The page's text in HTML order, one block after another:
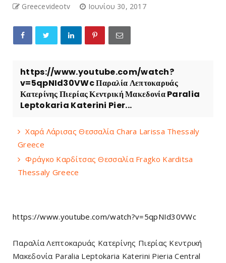
Greecevideotv Ιουνίου 30, 2017
https://www.youtube.com/watch?
v=5qpNId30VWc Παραλία Λεπτοκαρυάς
Κατερίνης Πιερίας Κεντρική Μακεδονία Paralia
Leptokaria Katerini Pier...
Χαρά Λάρισας Θεσσαλία Chara Larissa Thessaly
Greece
Φράγκο Καρδίτσας Θεσσαλία Fragko Karditsa
Thessaly Greece
https://www.youtube.com/watch?v=5qpNId30VWc
Παραλία Λεπτοκαρυάς Κατερίνης Πιερίας Κεντρική
Μακεδονία Paralia Leptokaria Katerini Pieria Central